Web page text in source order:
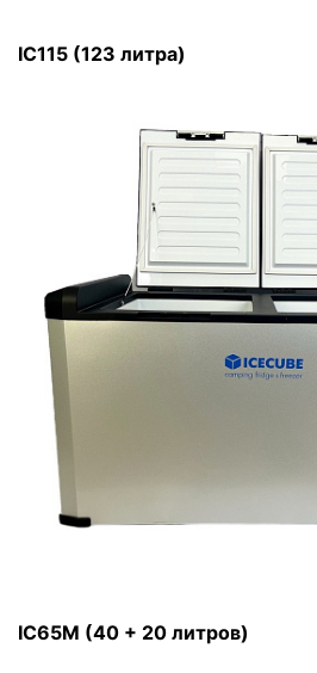
IC115 (123 литра)
IC65М (40 + 20 литров)